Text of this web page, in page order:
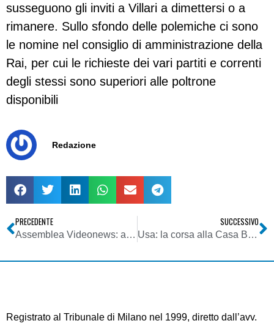
susseguono gli inviti a Villari a dimettersi o a
rimanere. Sullo sfondo delle polemiche ci sono
le nomine nel consiglio di amministrazione della
Rai, per cui le richieste dei vari partiti e correnti
degli stessi sono superiori alle poltrone
disponibili
Redazione
PRECEDENTE
Assemblea Videonews: a cdr pacchetto di tre giorni di sciopero
SUCCESSIVO
Usa: la corsa alla Casa Bianca ha inaugurato la nuova frontiera della satira?
Registrato al Tribunale di Milano nel 1999, diretto dall’avv.